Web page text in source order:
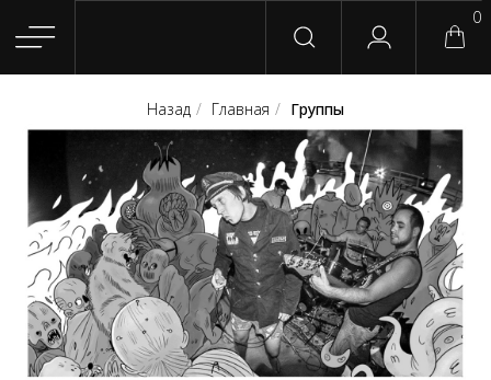
Магазин Группы Релизы
Для покупателей English
Назад / Главная / Группы